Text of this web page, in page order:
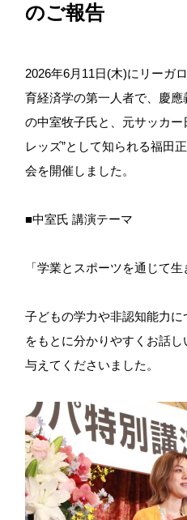
のご報告
2026年6月11日(木)にリーガ
育経済学の第一人者で、慶
の中室牧子氏と、元サッカー
レッズ”として知られる福田
会を開催しました。
■中室氏 講演テーマ
「学業とスポーツを通じて生
子どもの学力や非認知能力
をもとに分かりやすくお話
与えてくださいました。